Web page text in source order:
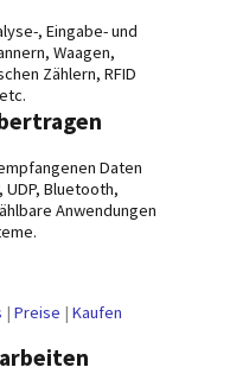
, Eingabe- und
Waagen,
Zählern, RFID
Daten
UDP, Bluetooth,
Anwendungen
| Preise | Kaufen